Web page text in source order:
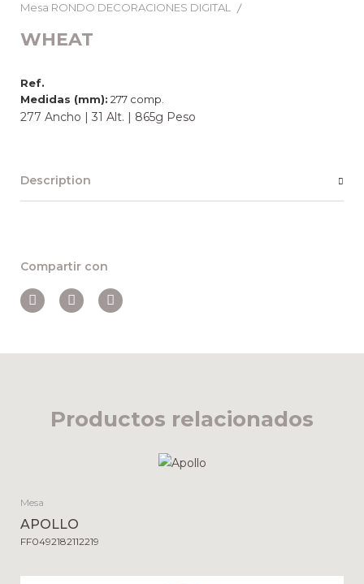
Mesa RONDO DECORACIONES DIGITAL
WHEAT
Ref.
Medidas (mm): 277 comp.
277 Ancho | 31 Alt. | 865g Peso
Description
Compartir con
Productos relacionados
Mesa
APOLLO
FF0492182112219